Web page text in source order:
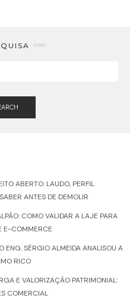
ABERTO: LAUDO, PERFIL
ANTES DE DEMOLIR
COMO VALIDAR A LAJE PARA
E-COMMERCE
ENG. SÉRGIO ALMEIDA ANALISOU A
RICO
E VALORIZAÇÃO PATRIMONIAL:
COMERCIAL